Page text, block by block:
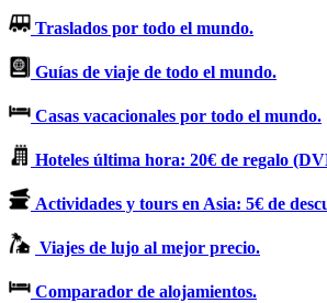
Traslados por todo el mundo.
Guías de viaje de todo el mundo.
Casas vacacionales por todo el mundo.
Hoteles última hora: 20€ de regalo
Actividades y tours en Asia: 5€ de
Viajes de lujo al mejor precio.
Comparador de alojamientos.